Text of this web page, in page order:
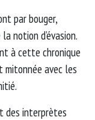
par bouger,
notion d’évasion.
à cette chronique
mitonnée avec les
des interprètes